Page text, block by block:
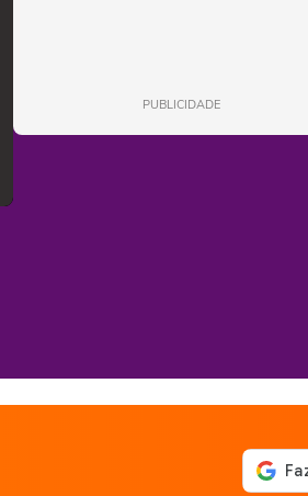
PUBLICIDADE